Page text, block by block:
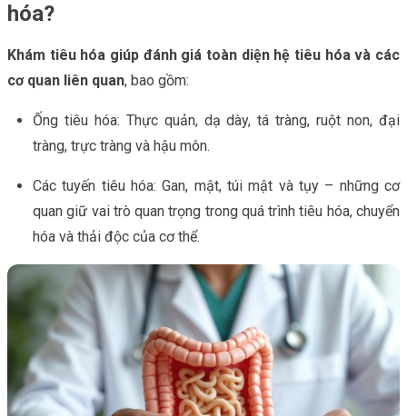
hóa?
Khám tiêu hóa giúp đánh giá toàn diện hệ tiêu hóa và các
cơ quan liên quan, bao gồm:
Ống tiêu hóa: Thực quản, dạ dày, tá tràng, ruột non, đại
tràng, trực tràng và hậu môn.
Các tuyến tiêu hóa: Gan, mật, túi mật và tụy – những cơ
quan giữ vai trò quan trọng trong quá trình tiêu hóa, chuyển
hóa và thải độc của cơ thể.